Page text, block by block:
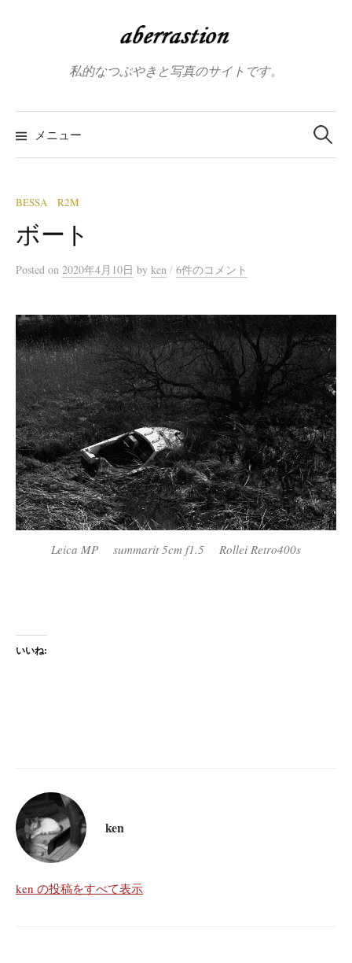
へ
ス
キ
プ
私的なつぶやきと写真のサイトです。
メニュー
検
索:
BESSA R2M
ボート
Posted on 2020年4月10日 by ken / 6件のコメント
Leica MP summarit 5cm f1.5 Rollei Retro400s
いいね:
ken
ken の投稿をすべて表示